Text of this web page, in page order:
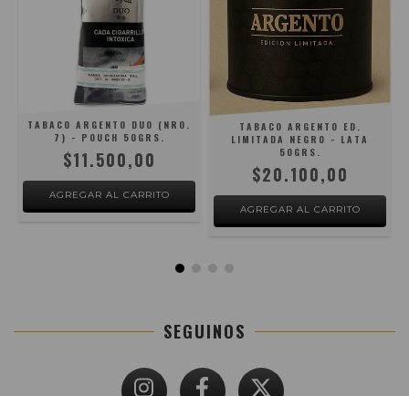
TABACO ARGENTO DUO (NRO.
7) - POUCH 50GRS.
$11.500,00
TABACO ARGENTO ED.
LIMITADA NEGRO - LATA
50GRS.
$20.100,00
SEGUINOS